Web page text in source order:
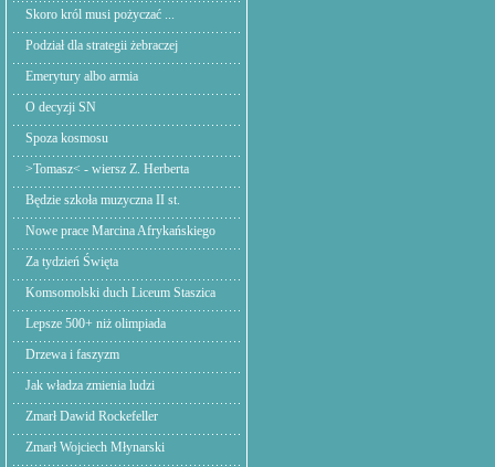
Skoro król musi pożyczać ...
Podział dla strategii żebraczej
Emerytury albo armia
O decyzji SN
Spoza kosmosu
>Tomasz< - wiersz Z. Herberta
Będzie szkoła muzyczna II st.
Nowe prace Marcina Afrykańskiego
Za tydzień Święta
Komsomolski duch Liceum Staszica
Lepsze 500+ niż olimpiada
Drzewa i faszyzm
Jak władza zmienia ludzi
Zmarł Dawid Rockefeller
Zmarł Wojciech Młynarski